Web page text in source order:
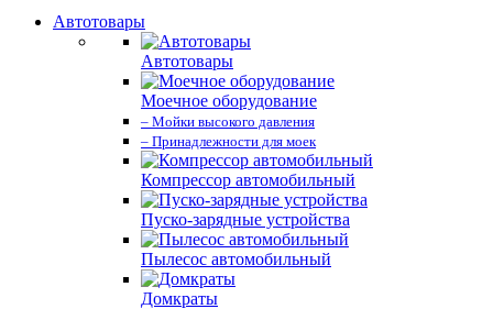
Автотовары
Автотовары
Моечное оборудование
– Мойки высокого давления
– Принадлежности для моек
Компрессор автомобильный
Пуско-зарядные устройства
Пылесос автомобильный
Домкраты